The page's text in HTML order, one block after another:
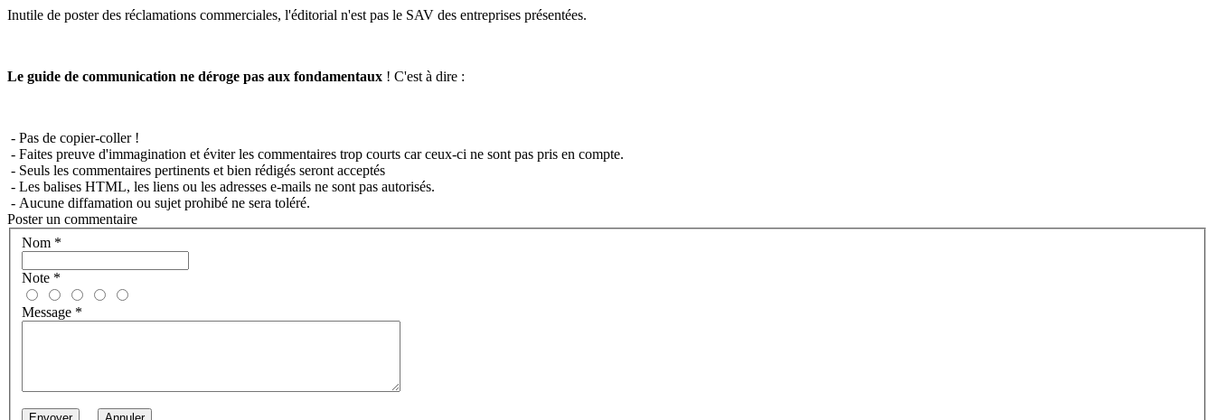
Inutile de poster des réclamations commerciales, l'éditorial n'est pas le SAV des entreprises présentées.
Le guide de communication ne déroge pas aux fondamentaux ! C'est à dire :
- Pas de copier-coller !
- Faites preuve d'immagination et éviter les commentaires trop courts car ceux-ci ne sont pas pris en compte.
- Seuls les commentaires pertinents et bien rédigés seront acceptés
- Les balises HTML, les liens ou les adresses e-mails ne sont pas autorisés.
- Aucune diffamation ou sujet prohibé ne sera toléré.
Poster un commentaire
Nom *
Note *
Message *